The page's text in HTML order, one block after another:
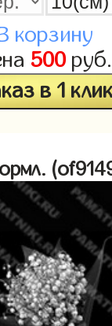
корзину
500руб.
в 1